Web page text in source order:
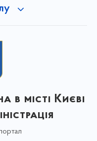
в місті Києві